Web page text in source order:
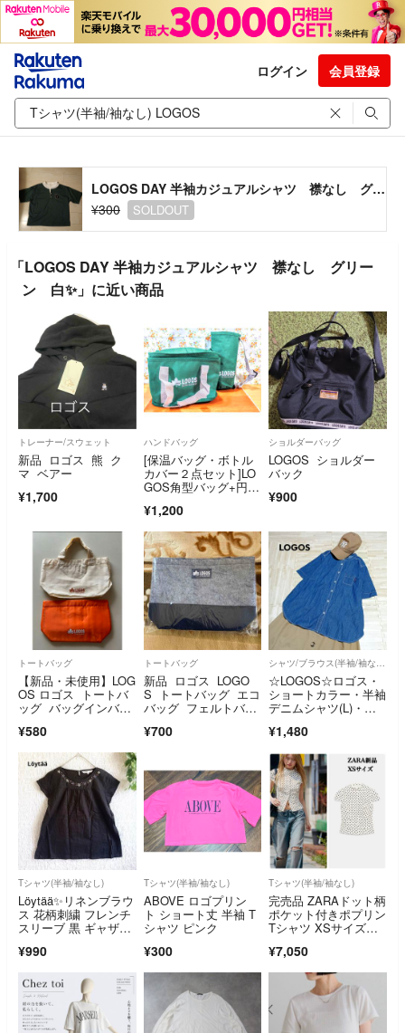
ログイン 会員登録
LOGOS DAY 半袖カジュアルシャツ 襟なし グリーン 白✨️
¥300
SOLDOUT
「LOGOS DAY 半袖カジュアルシャツ 襟なし グリー
ン 白✨️」に近い商品
トレーナー/スウェット
新品 ロゴス 熊 ク
マ ベアー
¥1,700
ハンドバッグ
[保温バッグ・ボトル
カバー２点セット]LO
GOS角型バッグ+円筒
¥1,200
ショルダーバッグ
LOGOS ショルダー
バック
¥900
トートバッグ
【新品・未使用】LOG
OS ロゴス トートバ
ッグ バッグインバッ
¥580
トートバッグ
新品 ロゴス LOGO
S トートバッグ エコ
バッグ フェルトバッ
¥700
シャツ/ブラウス(半袖/袖なし)
☆LOGOS☆ロゴス・
ショートカラー・半袖
デニムシャツ(L)・フ
¥1,480
Tシャツ(半袖/袖なし)
Löytää✨️リネンブラウ
ス 花柄刺繍 フレンチ
スリーブ 黒 ギャザ
¥990
Tシャツ(半袖/袖なし)
ABOVE ロゴプリン
ト ショート丈 半袖 T
シャツ ピンク
¥300
Tシャツ(半袖/袖なし)
完売品 ZARAドット柄
ポケット付きポプリン
Tシャツ XSサイズ新
¥7,050